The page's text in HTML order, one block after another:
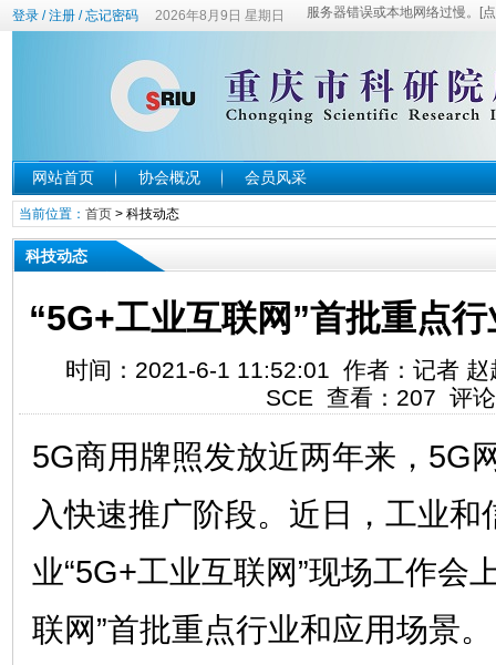
登录/注册/忘记密码 2026年8月9日 星期日
网站首页 协会概况 会员风采
当前位置： 首页> 科技动态
科技动态
“5G+工业互联网”首批重点
时间：2021-6-1 11:52:01 作者：记者
SCE 查看： 207 评
5G商用牌照发放近两年来，5G
入快速推广阶段。近日，工业和
业“5G+工业互联网”现场工作会
联网”首批重点行业和应用场景。